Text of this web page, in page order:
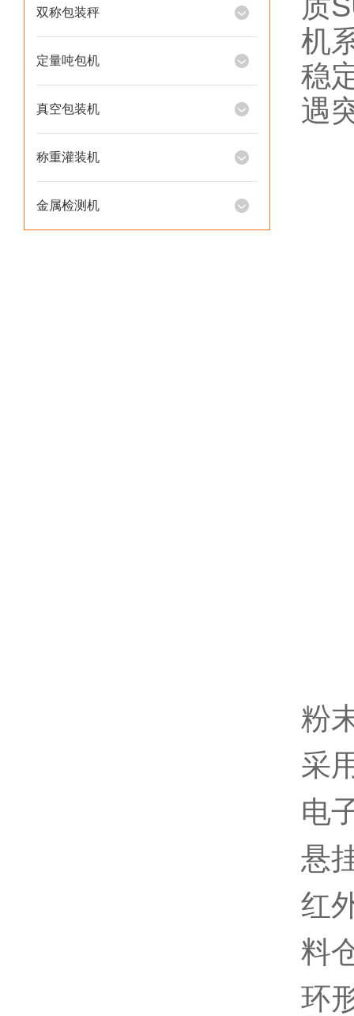
双称包装秤
定量吨包机
真空包装机
称重灌装机
金属检测机
机
稳
遇
粉
采
电
悬
红
料
环